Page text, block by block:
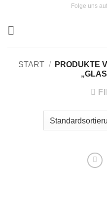
Folge uns
START /
PRODUKTE